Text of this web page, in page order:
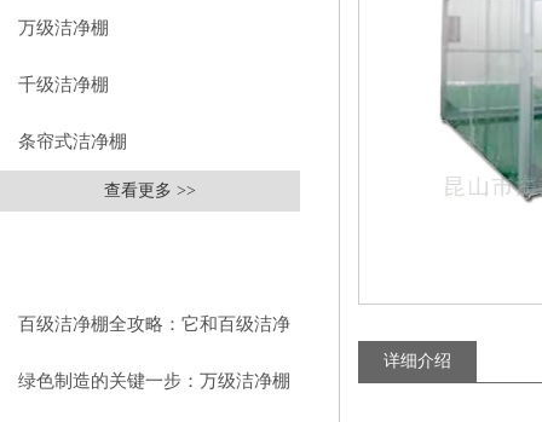
万级洁净棚
千级洁净棚
条帘式洁净棚
查看更多 >>
百级洁净棚全攻略：它和百级洁净
室到底有什么区别？
绿色制造的关键一步：万级洁净棚
详细介绍